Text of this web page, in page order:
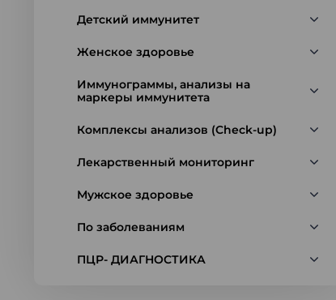
Детский иммунитет
Женское здоровье
Иммунограммы, анализы на
маркеры иммунитета
Комплексы анализов (Check-up)
Лекарственный мониторинг
Мужское здоровье
По заболеваниям
ПЦР- ДИАГНОСТИКА